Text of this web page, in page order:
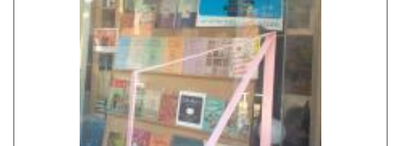
1,410円 大分県
1,410円 鹿児島県
1,450円